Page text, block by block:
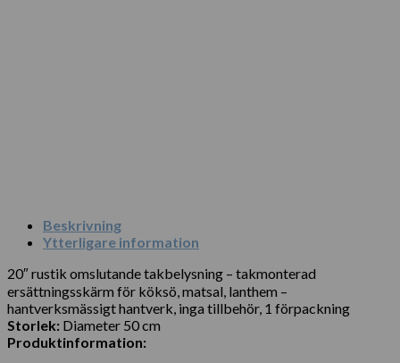
Beskrivning
Ytterligare information
20″ rustik omslutande takbelysning – takmonterad
ersättningsskärm för köksö, matsal, lanthem –
hantverksmässigt hantverk, inga tillbehör, 1 förpackning
Storlek: Diameter 50 cm
Produktinformation: